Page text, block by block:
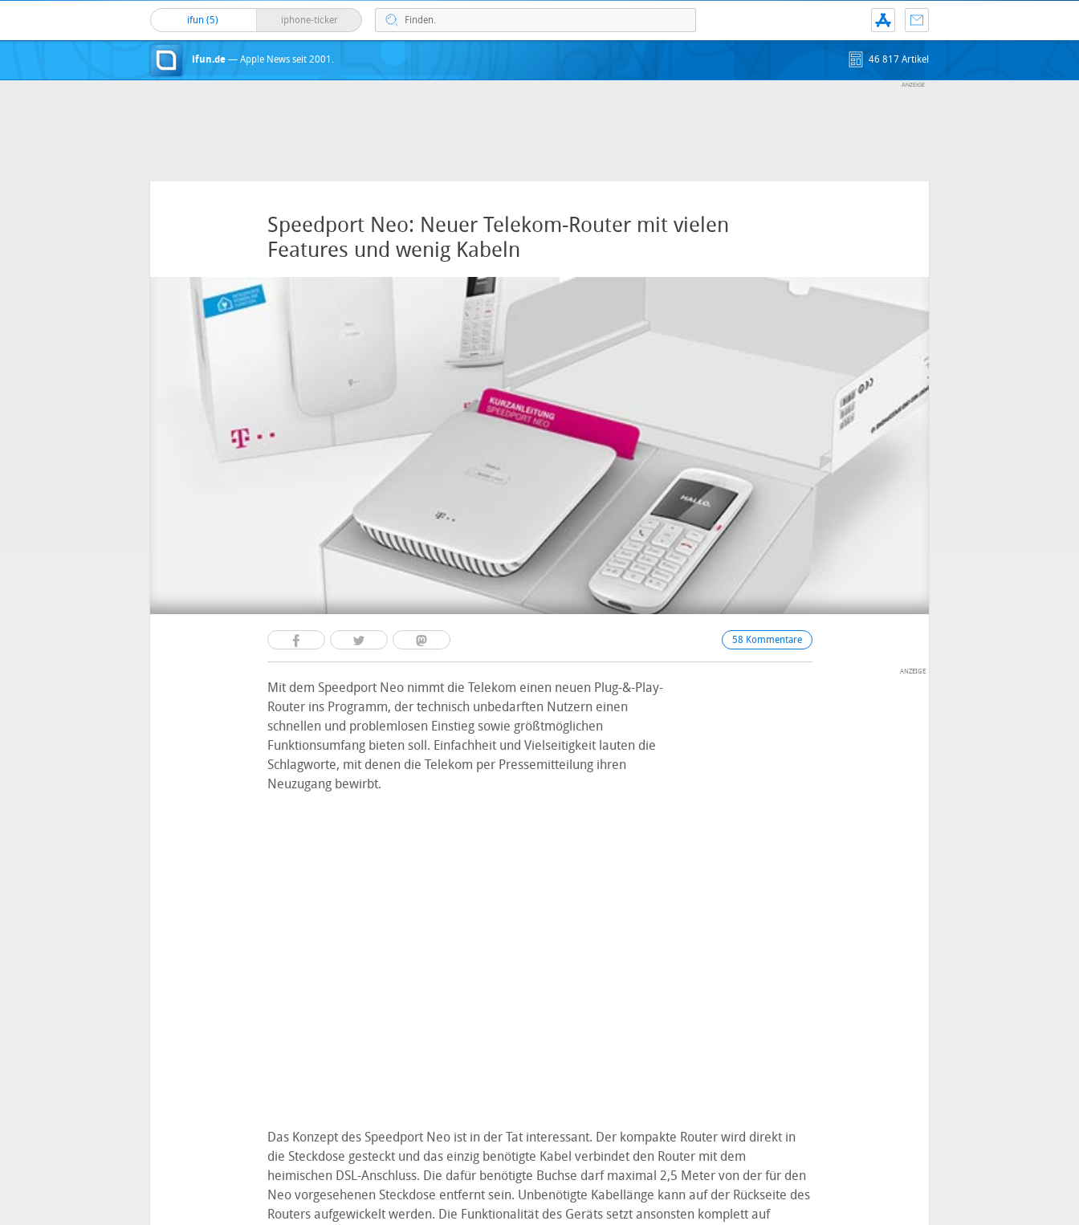
ifun (5) iphone-ticker
ifun.de — Apple News seit 2001. 46 817 Artikel
Speedport Neo: Neuer Telekom-Router mit vielen
Features und wenig Kabeln
58 Kommentare
Mit dem Speedport Neo nimmt die Telekom einen neuen Plug-&-Play-
Router ins Programm, der technisch unbedarften Nutzern einen
schnellen und problemlosen Einstieg sowie größtmöglichen
Funktionsumfang bieten soll. Einfachheit und Vielseitigkeit lauten die
Schlagworte, mit denen die Telekom per Pressemitteilung ihren
Neuzugang bewirbt.
Das Konzept des Speedport Neo ist in der Tat interessant. Der kompakte Router wird direkt in
die Steckdose gesteckt und das einzig benötigte Kabel verbindet den Router mit dem
heimischen DSL-Anschluss. Die dafür benötigte Buchse darf maximal 2,5 Meter von der für den
Neo vorgesehenen Steckdose entfernt sein. Unbenötigte Kabellänge kann auf der Rückseite des
Routers aufgewickelt werden. Die Funktionalität des Geräts setzt ansonsten komplett auf